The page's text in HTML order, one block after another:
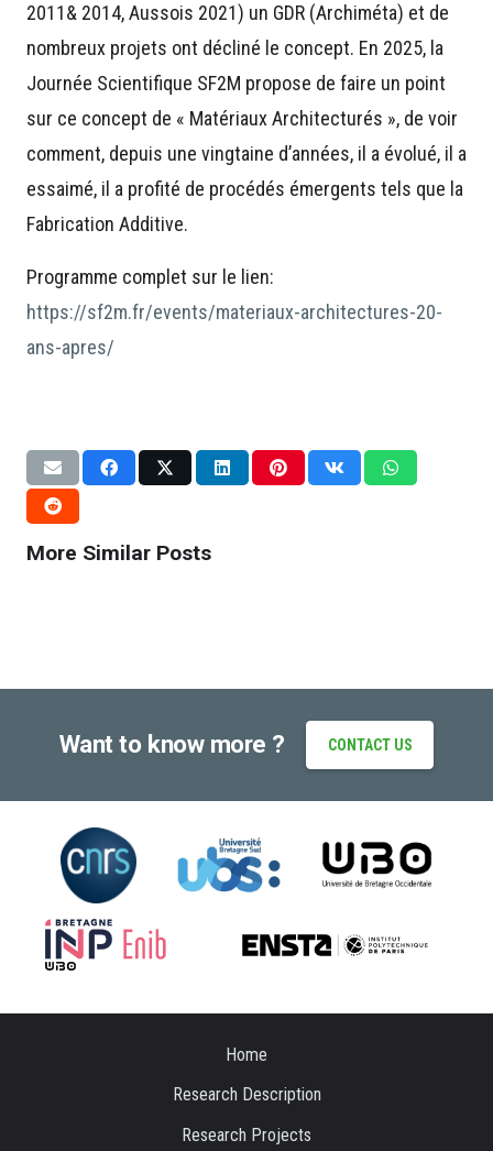
2011& 2014, Aussois 2021) un GDR (Archiméta) et de
nombreux projets ont décliné le concept. En 2025, la
Journée Scientifique SF2M propose de faire un point
sur ce concept de « Matériaux Architecturés », de voir
comment, depuis une vingtaine d’années, il a évolué, il a
essaimé, il a profité de procédés émergents tels que la
Fabrication Additive.
Programme complet sur le lien:
https://sf2m.fr/events/materiaux-architectures-20-
ans-apres/
More Similar Posts
CONFERENCES
Bionics at 5th 4DMDA Conference
@ Dublin City University, Ireland
July 13, 2026
CONFERENCES DISSEMINATION NON CLASSÉ
Exchange ideas Bionics @ ECCM 2026,
Oslo
June 25, 2026
CONFERENCES DISSEMINATION
ECCM22 in Oslo / Bionics chairing
Want to know more ? CONTACT US
Home
Research Description
Research Projects